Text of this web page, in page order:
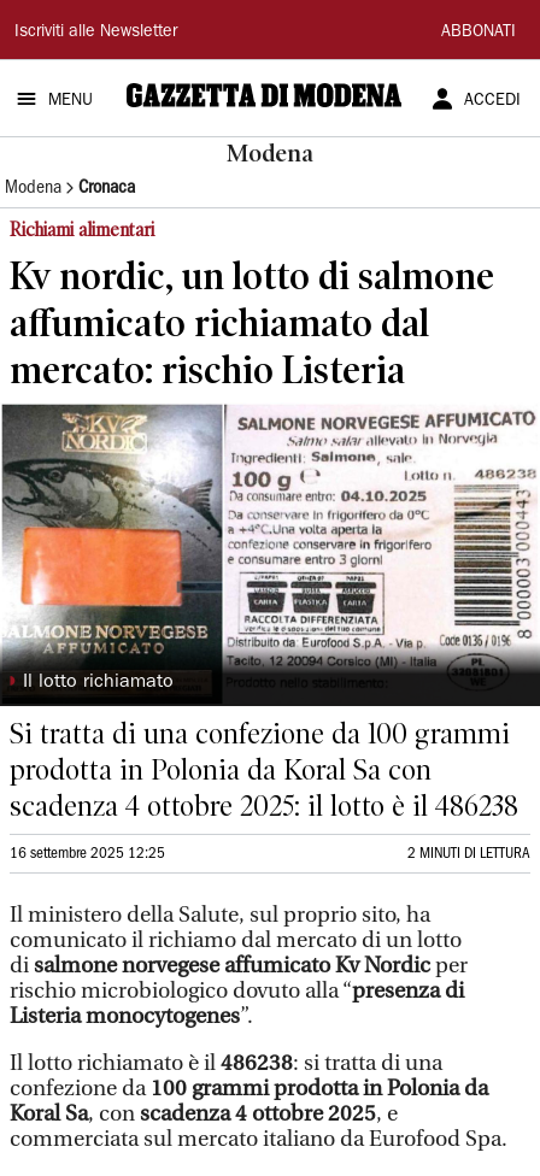
Gazzetta
di
Modena
Iscriviti alle Newsletter ABBONATI
MENU ACCEDI
Modena
Modena Cronaca
Richiami alimentari
Kv nordic, un lotto di salmone
affumicato richiamato dal
mercato: rischio Listeria
◗ Il lotto richiamato
Si tratta di una confezione da 100 grammi
prodotta in Polonia da Koral Sa con
scadenza 4 ottobre 2025: il lotto è il 486238
16 settembre 2025 12:25 2 MINUTI DI LETTURA
Il ministero della Salute, sul proprio sito, ha
comunicato il richiamo dal mercato di un lotto
disalmone norvegese affumicato Kv Nordicper
rischio microbiologico dovuto alla “presenza di
Listeria monocytogenes”.
Il lotto richiamato è il486238: si tratta di una
confezione da 100 grammi prodotta in Polonia da
Koral Sa, conscadenza 4 ottobre 2025, e
commerciata sul mercato italiano da Eurofood Spa.